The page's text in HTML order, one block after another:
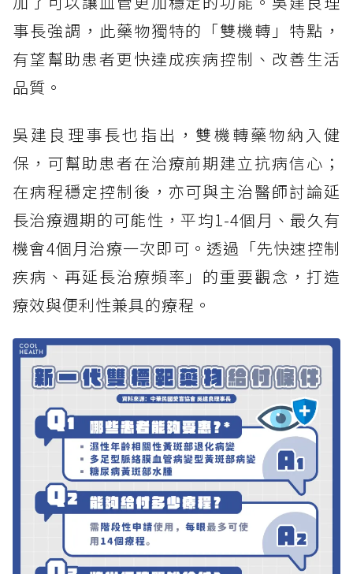
事長強調，此藥物獨特的「雙機轉」特點，
有望幫助患者更快達成疾病控制、改善生活
品質。
吳建良理事長也指出，雙機轉藥物納入健
保，可幫助患者在治療前期建立抗病信心；
在病程穩定控制後，亦可與主治醫師討論延
長治療週期的可能性，平均1-4個月、最久有
機會4個月治療一次即可。透過「先快速控制
疾病、再延長治療頻率」的重要觀念，打造
療效與便利性兼具的療程。